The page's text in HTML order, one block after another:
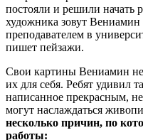
постояли и решили начать
художника зовут
преподавателем в
пишет пейзажи.
Свои картины Вениамин не
их для себя. Ребят удивил
написанное прекрасным,
могут наслаждаться
несколько причин, по
работы: